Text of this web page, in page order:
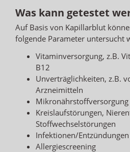
Was kann getestet
Auf Basis von Kapillarblut
folgende Parameter untersucht
Vitaminversorgung, z.B.
B12
Unverträglichkeiten, z.B.
Arzneimitteln
Mikronährstoffversorgung
Kreislaufstörungen,
Stoffwechselstörungen
Infektionen/
Allergiescreening